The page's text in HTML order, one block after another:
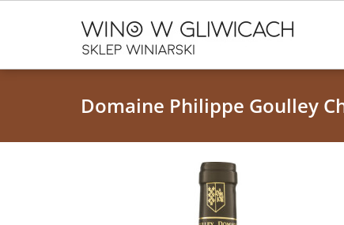
Domaine Philippe Goulley